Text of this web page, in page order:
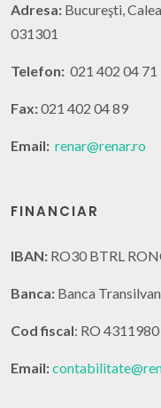
Adresa: Bucureşti,
031301
Telefon: 021 402 04 71
Fax:021 402 04 89
Email: renar@renar.ro
FINANCIAR
IBAN: RO30 BTRL
Banca: Banca
Cod fiscal: RO 4311980
Email: